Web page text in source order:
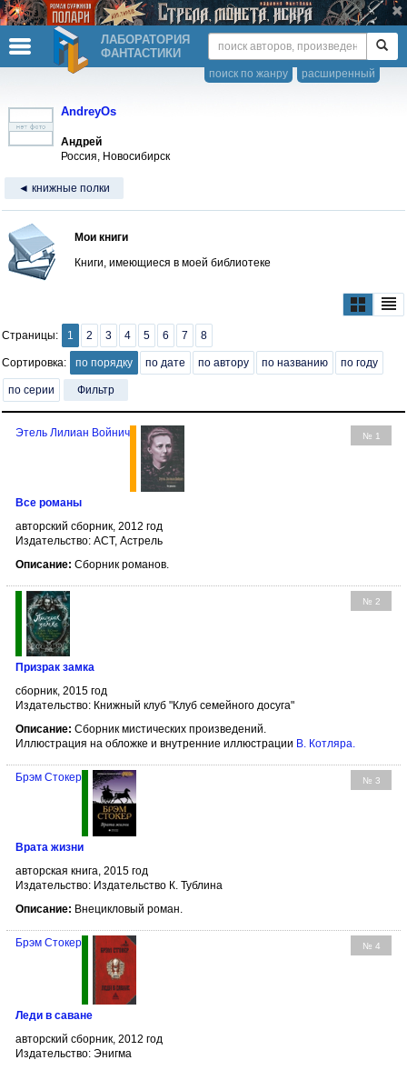
ЛАБОРАТОРИЯ
ФАНТАСТИКИ
расширенный
поиск по жанру
AndreyOs
Андрей
Россия, Новосибирск
◄ книжные полки
Мои книги
Книги, имеющиеся в моей библиотеке
Страницы: 1 2 3 4 5 6 7 8
Сортировка: по порядку по дате по автору по названию по году
по серии Фильтр
№ 1
Этель Лилиан Войнич
Все романы
авторский сборник, 2012 год
Издательство: АСТ, Астрель
Описание: Сборник романов.
№ 2
Призрак замка
сборник, 2015 год
Издательство: Книжный клуб "Клуб семейного досуга"
Описание: Сборник мистических произведений.
Иллюстрация на обложке и внутренние иллюстрации В. Котляра
№ 3
Брэм Стокер
Врата жизни
авторская книга, 2015 год
Издательство: Издательство К. Тублина
Описание: Внецикловый роман.
№ 4
Брэм Стокер
Леди в саване
авторский сборник, 2012 год
Издательство: Энигма